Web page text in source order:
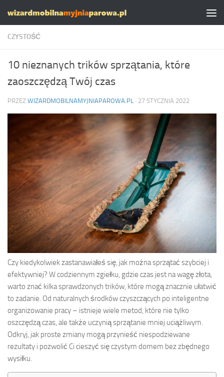
Skip to content
CZYSTOŚĆ
10 nieznanych trików sprzątania, które
zaoszczędzą Twój czas
PRZEZ WIZARDMOBILNAMYJNIAPAROWA.PL · 27 STYCZNIA 2022
Czy kiedykolwiek zastanawiałeś się, jak można sprzątać szybciej i
efektywniej? W codziennym zgiełku, gdzie czas jest na wagę złota,
warto znać kilka sprawdzonych trików, które mogą znacznie ułatwić
to zadanie. Od naturalnych środków czyszczących po inteligentne
organizowanie pracy – istnieje wiele metod, które nie tylko
oszczędzą czas, ale także uczynią sprzątanie mniej uciążliwym.
Odkryj, jak proste zmiany mogą przynieść niespodziewane
rezultaty i pozwolić Ci cieszyć się czystym domem bez zbędnego
wysiłku.